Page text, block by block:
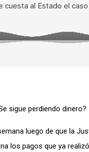
sigue perdiendo dinero?
luego de que la
los pagos que ya